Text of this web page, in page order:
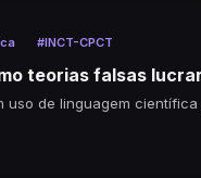
engenharia de baixo
biológicas
participativas é